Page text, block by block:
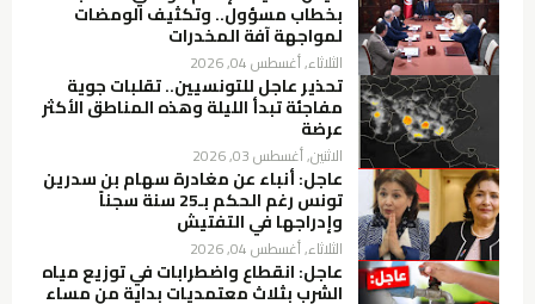
بخطاب مسؤول.. وتكثيف الومضات
لمواجهة آفة المخدرات
الثلاثاء, أغسطس 04, 2026
تحذير عاجل للتونسيين.. تقلبات جوية
مفاجئة تبدأ الليلة وهذه المناطق الأكثر
عرضة
الاثنين, أغسطس 03, 2026
عاجل: أنباء عن مغادرة سهام بن سدرين
تونس رغم الحكم بـ25 سنة سجناً
وإدراجها في التفتيش
الثلاثاء, أغسطس 04, 2026
عاجل: انقطاع واضطرابات في توزيع مياه
الشرب بثلاث معتمديات بداية من مساء